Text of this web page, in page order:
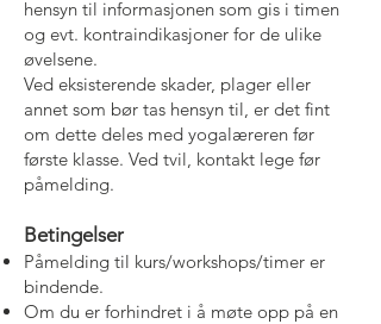
hensyn til informasjonen som gis i timen
og evt. kontraindikasjoner for de ulike
øvelsene.
Ved eksisterende skader, plager eller
annet som bør tas hensyn til, er det fint
om dette deles med yogalæreren før
første klasse. Ved tvil, kontakt lege før
påmelding.
Betingelser
Påmelding til kurs/workshops/timer er
bindende.
Om du er forhindret i å møte opp på en